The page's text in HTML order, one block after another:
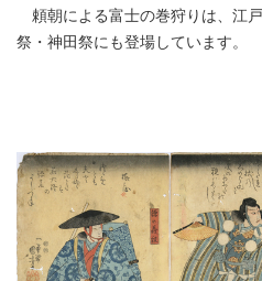
頼朝による富士の巻狩りは、江
祭・神田祭にも登場しています。